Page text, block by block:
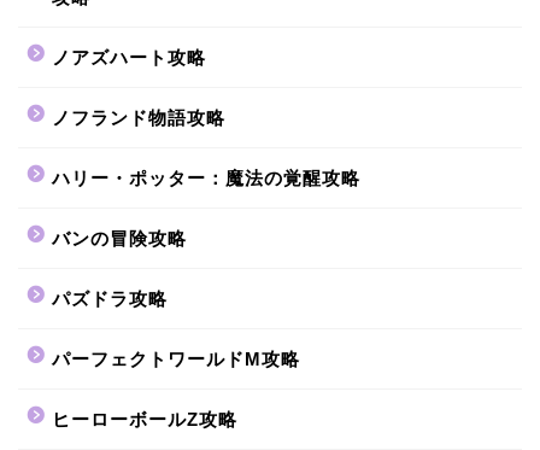
ノアズハート攻略
ノフランド物語攻略
ハリー・ポッター：魔法の覚醒攻略
バンの冒険攻略
パズドラ攻略
パーフェクトワールドM攻略
ヒーローボールZ攻略